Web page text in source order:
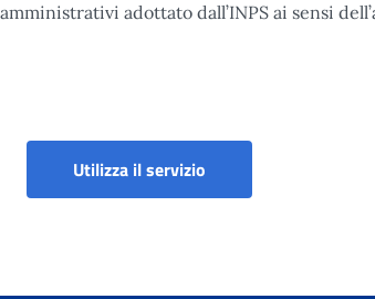
adottato dall’INPS ai sensi
Utilizza il servizio